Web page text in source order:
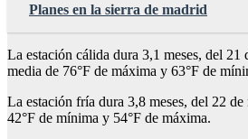
Planes en la sierra de madrid
La estación cálida dura 3,1 meses, del
media de 76°F de máxima y 63°F de
La estación fría dura 3,8 meses, del 22
42°F de mínima y 54°F de máxima.